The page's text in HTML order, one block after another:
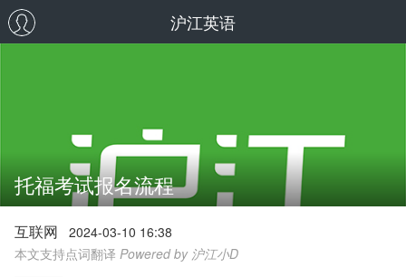
沪江英语
托福考试报名流程
互联网
2024-03-10 16:38
本文支持点词翻译 Powered by 沪江小D